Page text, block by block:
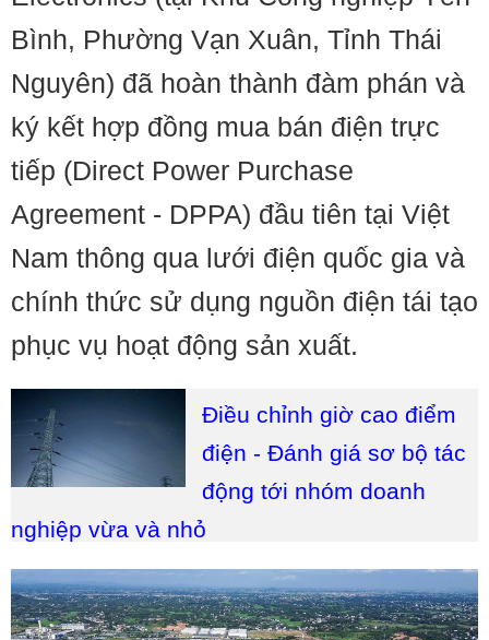
Bình, Phường Vạn Xuân, Tỉnh Thái
Nguyên) đã hoàn thành đàm phán và
ký kết hợp đồng mua bán điện trực
tiếp (Direct Power Purchase
Agreement - DPPA) đầu tiên tại Việt
Nam thông qua lưới điện quốc gia và
chính thức sử dụng nguồn điện tái tạo
phục vụ hoạt động sản xuất.
Điều chỉnh giờ cao điểm
điện - Đánh giá sơ bộ tác
động tới nhóm doanh
nghiệp vừa và nhỏ